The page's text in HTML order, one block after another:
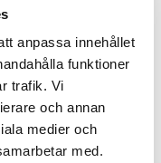
anpassa innehållet
funktioner
trafik. Vi
och annan
medier och
med.
med